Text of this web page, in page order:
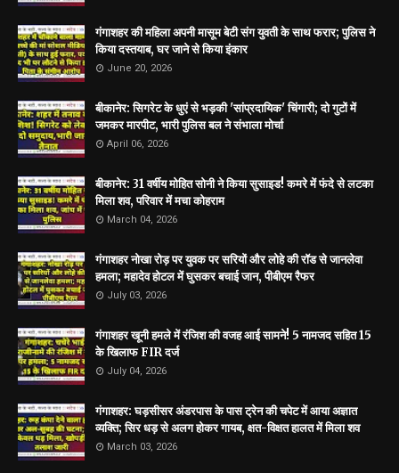
गंगाशहर की महिला अपनी मासूम बेटी संग युवती के साथ फरार; पुलिस ने
किया दस्तयाब, घर जाने से किया इंकार
June 20, 2026
बीकानेर: सिगरेट के धुएं से भड़की 'सांप्रदायिक' चिंगारी; दो गुटों में
जमकर मारपीट, भारी पुलिस बल ने संभाला मोर्चा
April 06, 2026
बीकानेर: 31 वर्षीय मोहित सोनी ने किया सुसाइड! कमरे में फंदे से लटका
मिला शव, परिवार में मचा कोहराम
March 04, 2026
गंगाशहर नोखा रोड़ पर युवक पर सरियों और लोहे की रॉड से जानलेवा
हमला; महादेव होटल में घुसकर बचाई जान, पीबीएम रैफर
July 03, 2026
गंगाशहर खूनी हमले में रंजिश की वजह आई सामने! 5 नामजद सहित 15
के खिलाफ FIR दर्ज
July 04, 2026
गंगाशहर: घड़सीसर अंडरपास के पास ट्रेन की चपेट में आया अज्ञात
व्यक्ति; सिर धड़ से अलग होकर गायब, क्षत-विक्षत हालत में मिला शव
March 03, 2026